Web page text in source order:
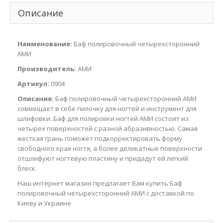
Описание
Наименование: Баф полировочный четырехсторонний
АМИ
Производитель: АМИ
Артикул: 0904
Описание: Баф полировочный четырехсторонний АМИ
совмещает в себе пилочку для ногтей и инструмент для
шлифовки. Баф для полировки ногтей АМИ состоит из
четырех поверхностей с разной абразивностью. Самая
жесткая грань поможет подкорректировать форму
свободного края ногтя, а более деликатные поверхности
отшлифуют ногтевую пластину и придадут ей легкий
блеск.
Наш интернет магазин предлагает Вам купить Баф
полировочный четырехсторонний АМИ с доставкой по
Киеву и Украине.